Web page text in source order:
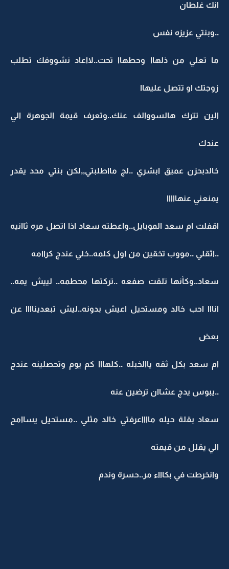
انك غلطان
..وبنتي عزيزه نفس
ما تعلي من ذلهاا وحطهاا تحت..لااعاد نشووفك تطلب
زوجتك او تتصل عليهاا
الين تترك هالسووالف عنك..وتعرف قيمة الجوهرة الي
عندك
خالدبحزن عميق ابشري ..لج مااطلبتي,,لكن بنتي محد يقدر
يمنعني عنهااااا
اقفلت ام سعد الموبايل..واعطته سعاد اذا اتصل مره ثاانيه
..اثقلي ..مووب تخقين من اول كلمه..خلي عندج كراامه
سعاد..وكأنها تلقت صفعه ..تركتها محطمه.. لييش يمه..
انااا احب خالد ومستحيل اعيش بدونه..ليش تبعديناااا عن
بعض
ام سعد بكل ثقه ياالخبله ..كلهااا كم يوم وتحصلينه عندج
..يبوس يدج عشاان ترضين عنه
سعاد بقلة حيله مااااعرفتي خالد مثلي ..مستحيل يساامح
الي يقلل من قيمته
وانخرطت في بكاااء مر..حسرة وندم